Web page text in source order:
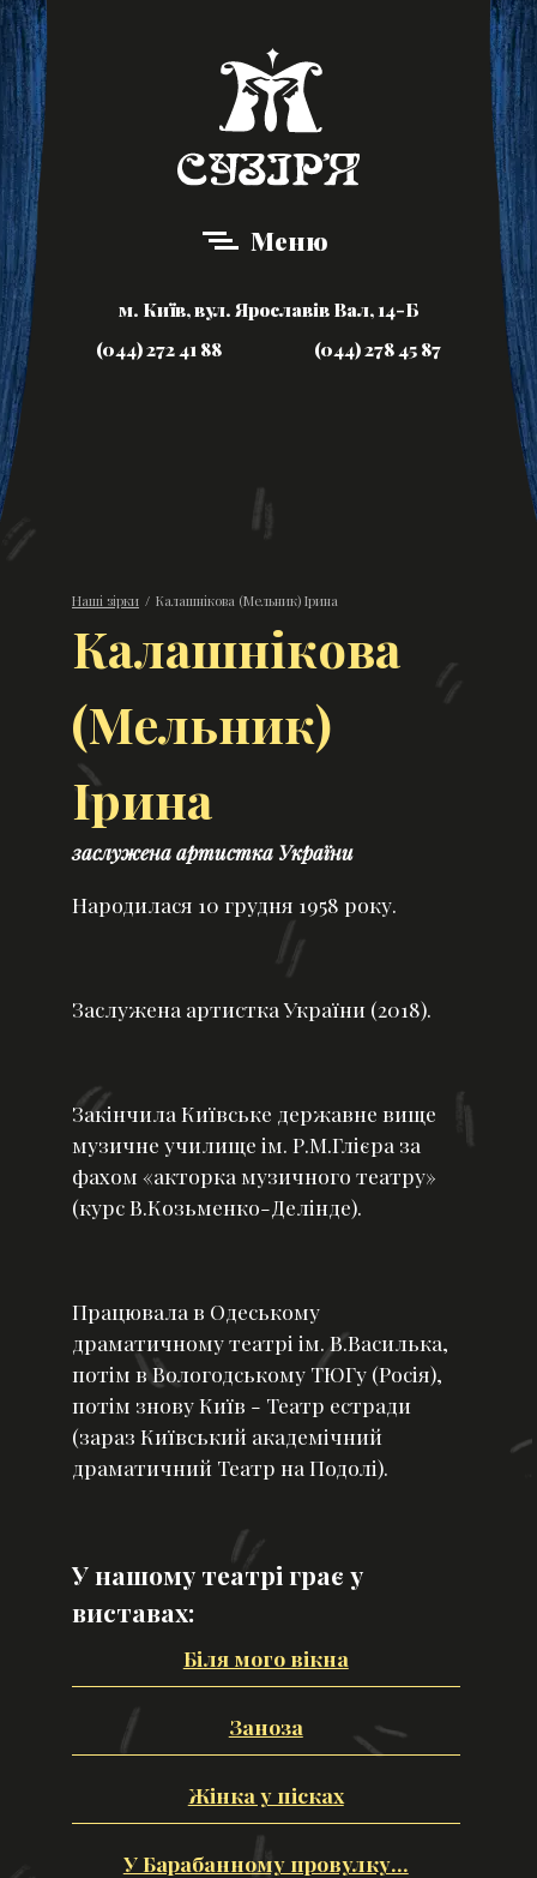
Меню
м. Київ, вул. Ярославів Вал, 14-Б
(044) 272 41 88
(044) 278 45 87
Наші зірки / Калашнікова (Мельник) Ірина
Калашнікова
(Мельник)
Ірина
заслужена артистка України
Народилася 10 грудня 1958 року.
Заслужена артистка України (2018).
Закінчила Київське державне вище
музичне училище ім. Р.М.Глієра за
фахом «акторка музичного театру»
(курс В.Козьменко-Делінде).
Працювала в Одеському
драматичному театрі ім. В.Василька,
потім в Вологодському ТЮГу (Росія),
потім знову Київ - Театр естради
(зараз Київський академічний
драматичний Театр на Подолі).
У нашому театрі грає у
виставах:
Біля мого вікна
Заноза
Жінка у пісках
У Барабанному провулку...